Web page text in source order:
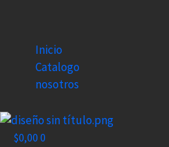
Inicio
Catalogo
nosotros
$0,00 0